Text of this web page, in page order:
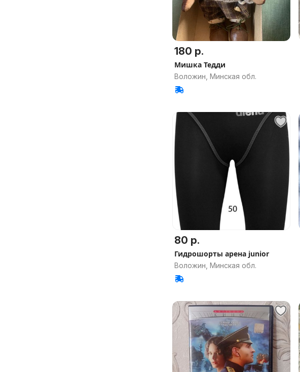
180 р.
Мишка Тедди
Воложин, Минская обл.
80 р.
Гидрошорты арена junior
Воложин, Минская обл.